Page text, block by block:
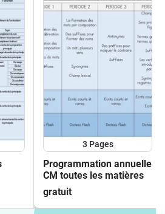
3 Pages
Programmation annuelle
CM toutes les matières
gratuit